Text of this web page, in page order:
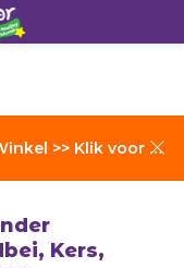
voor Verzendkosten
Kers,